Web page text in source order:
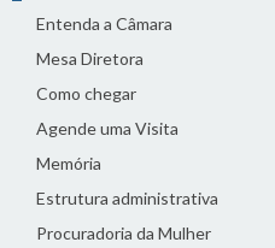
Entenda a Câmara
Mesa Diretora
Como chegar
Agende uma Visita
Memória
Estrutura administrativa
Procuradoria da Mulher